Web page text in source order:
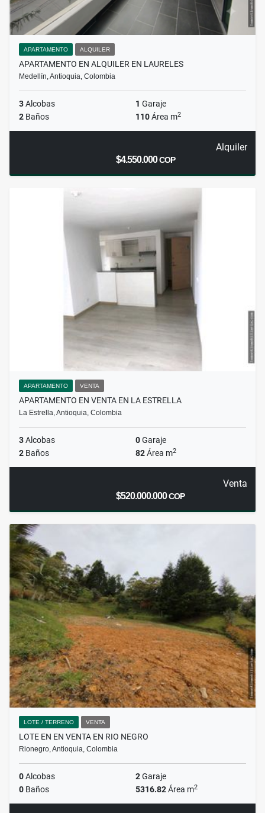
APARTAMENTO ALQUILER
APARTAMENTO EN ALQUILER EN LAURELES
Medellín, Antioquia, Colombia
3Alcobas 1 Garaje
2 Baños 110Área m2
Alquiler
$4.550.000COP
APARTAMENTO VENTA
APARTAMENTO EN VENTA EN LA ESTRELLA
La Estrella, Antioquia, Colombia
3Alcobas 0Garaje
2 Baños 82Área m2
Venta
$520.000.000COP
LOTE / TERRENO VENTA
LOTE EN EN VENTA EN RIO NEGRO
Rionegro, Antioquia, Colombia
0Alcobas 2Garaje
0 Baños 5316.82Área m2